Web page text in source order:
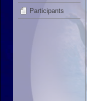
Participants